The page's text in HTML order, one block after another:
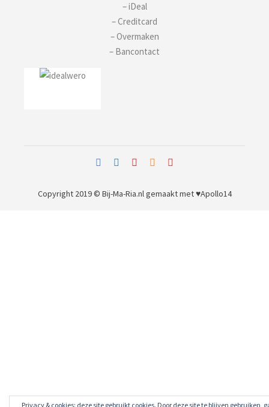
– iDeal
– Creditcard
– Overmaken
– Bancontact
Privacy & cookies: deze site gebruikt cookies. Door deze site te blijven gebruiken,
Copyright 2019 © Bij-Ma-Ria.nlgemaakt met ♥Apollo14